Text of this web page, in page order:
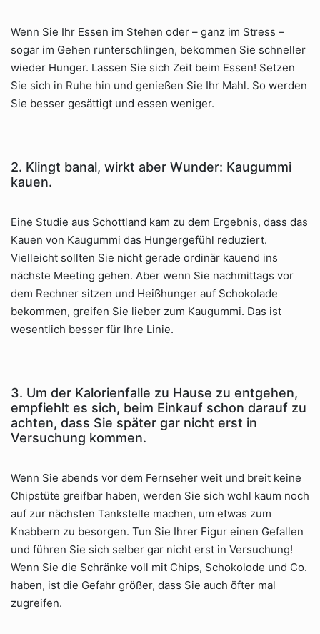
Wenn Sie Ihr Essen im Stehen oder – ganz im Stress –
sogar im Gehen runterschlingen, bekommen Sie schneller
wieder Hunger. Lassen Sie sich Zeit beim Essen! Setzen
Sie sich in Ruhe hin und genießen Sie Ihr Mahl. So werden
Sie besser gesättigt und essen weniger.
2. Klingt banal, wirkt aber Wunder: Kaugummi
kauen.
Eine Studie aus Schottland kam zu dem Ergebnis, dass das
Kauen von Kaugummi das Hungergefühl reduziert.
Vielleicht sollten Sie nicht gerade ordinär kauend ins
nächste Meeting gehen. Aber wenn Sie nachmittags vor
dem Rechner sitzen und Heißhunger auf Schokolade
bekommen, greifen Sie lieber zum Kaugummi. Das ist
wesentlich besser für Ihre Linie.
3. Um der Kalorienfalle zu Hause zu entgehen,
empfiehlt es sich, beim Einkauf schon darauf zu
achten, dass Sie später gar nicht erst in
Versuchung kommen.
Wenn Sie abends vor dem Fernseher weit und breit keine
Chipstüte greifbar haben, werden Sie sich wohl kaum noch
auf zur nächsten Tankstelle machen, um etwas zum
Knabbern zu besorgen. Tun Sie Ihrer Figur einen Gefallen
und führen Sie sich selber gar nicht erst in Versuchung!
Wenn Sie die Schränke voll mit Chips, Schokolode und Co.
haben, ist die Gefahr größer, dass Sie auch öfter mal
zugreifen.